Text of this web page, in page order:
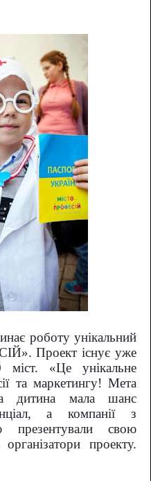
роботу унікальний
Проект існує уже
«Це унікальне
та маркетингу! Мета
дитина мала шанс
а компанії з
презентували свою
проекту.